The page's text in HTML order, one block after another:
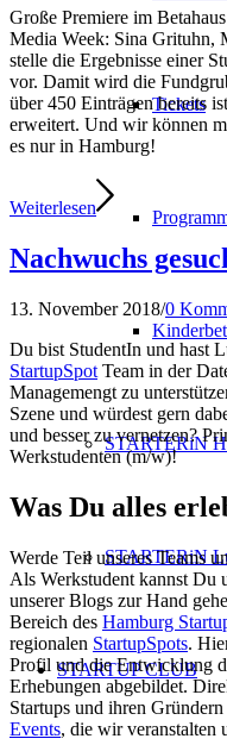
Tickets
STARTERiN
STARTERiN
STARTUP CLUB
Große Premiere im
Media Week: Sina Grituhn,
stelle die Ergebnisse einer
vor. Damit wird die
über 450 Einträgen bereits
erweitert. Und wir können
es nur in Hamburg!
Weiterlesen
Nachwuchs
13. November 2018/0
Du bist StudentIn und hast
StartupSpot Team in der
Managemengt zu
Szene und würdest gern
und besser zu vernetzen?
Werkstudenten (m/w)!
Was Du alles
Werde Teil unseres Teams
Als Werkstudent kannst Du
unserer Blogs zur Hand
Bereich des Hamburg
regionalen StartupSpots.
Profil und die Entwicklung
Erhebungen abgebildet.
Startups und ihren
Events, die wir veranstalten